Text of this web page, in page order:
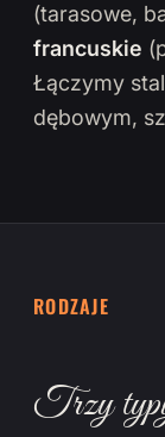
(tarasowe,
francuskie
Łączymy
dębowym,
RODZAJE
Trzy